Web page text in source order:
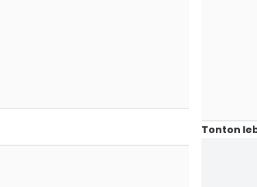
Tonton